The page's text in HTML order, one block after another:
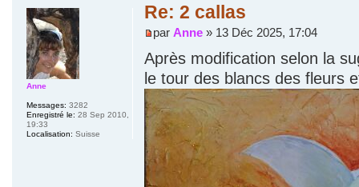
Re: 2 callas
par Anne » 13 Déc 2025, 17:04
Après modification selon la
le tour des blancs des fleurs
Anne
Messages: 3282
Enregistré le: 28 Sep 2010,
19:33
Localisation: Suisse